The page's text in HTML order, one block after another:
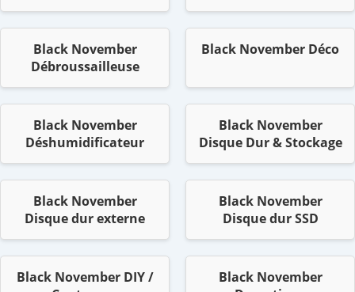
Black November
Débroussailleuse
Black November Déco
Black November
Déshumidificateur
Black November
Disque Dur & Stockage
Black November
Disque dur externe
Black November
Disque dur SSD
Black November DIY /
Black November